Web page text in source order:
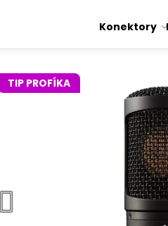
Konektory
TIP PROFÍKA